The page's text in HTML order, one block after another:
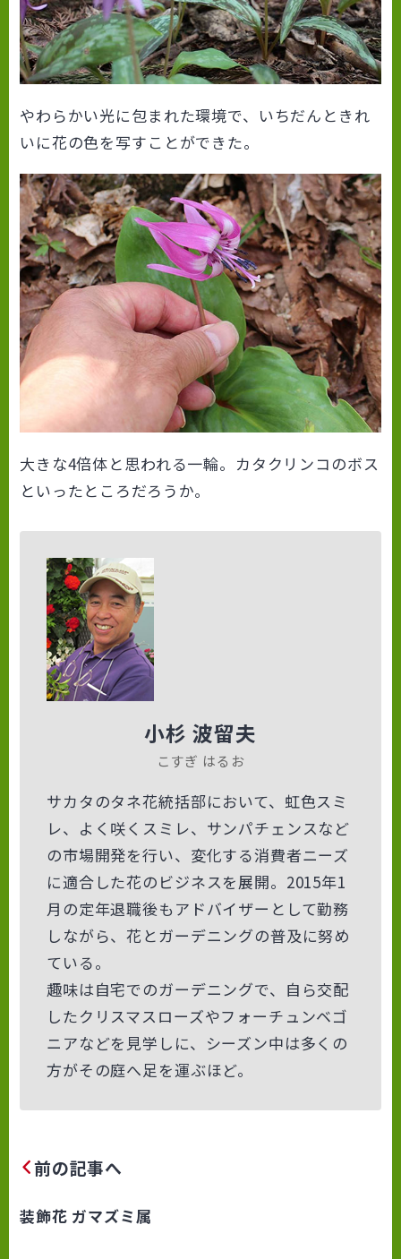
やわらかい光に包まれた環境で、いちだんときれ
いに花の色を写すことができた。
大きな4倍体と思われる一輪。カタクリンコのボス
といったところだろうか。
小杉 波留夫
こすぎ はるお
サカタのタネ花統括部において、虹色スミ
レ、よく咲くスミレ、サンパチェンスなど
の市場開発を行い、変化する消費者ニーズ
に適合した花のビジネスを展開。2015年1
月の定年退職後もアドバイザーとして勤務
しながら、花とガーデニングの普及に努め
ている。
趣味は自宅でのガーデニングで、自ら交配
したクリスマスローズやフォーチュンベゴ
ニアなどを見学しに、シーズン中は多くの
方がその庭へ足を運ぶほど。
前の記事へ
装飾花 ガマズミ属